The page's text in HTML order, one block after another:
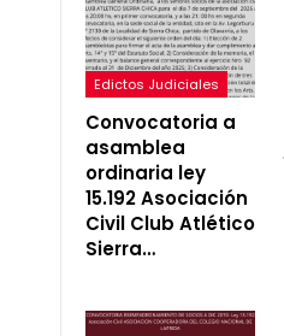
Edictos Judiciales
Convocatoria a
asamblea
ordinaria ley
15.192 Asociación
Civil Club Atlético
Sierra…